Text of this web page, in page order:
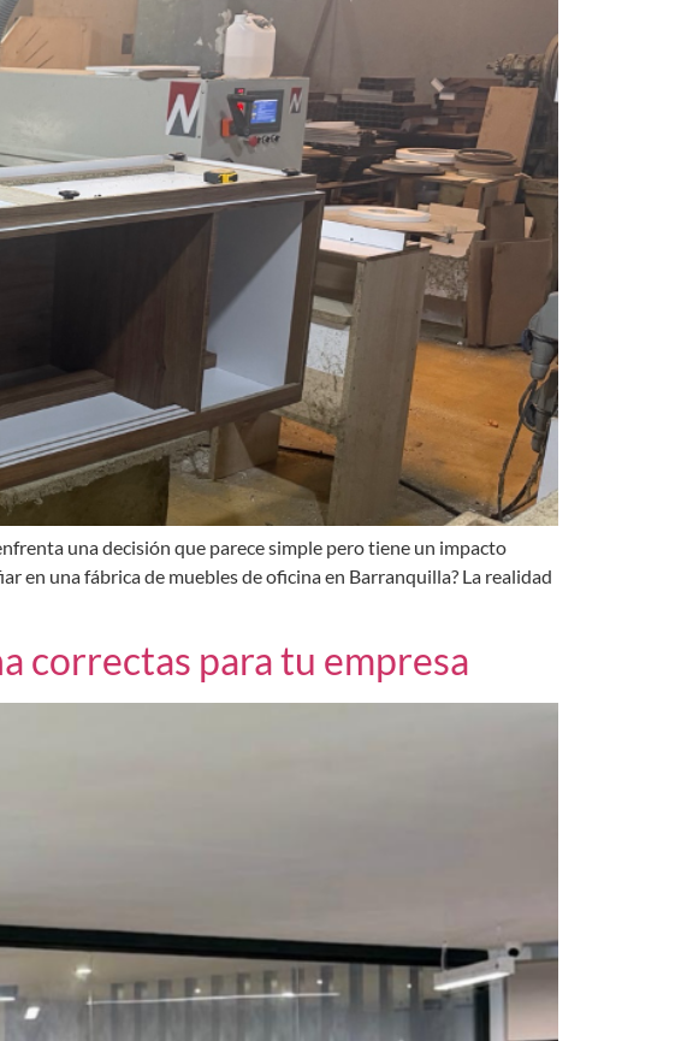
una decisión que parece simple pero tiene un impacto
en una fábrica de muebles de oficina en Barranquilla? La realidad
correctas para tu empresa